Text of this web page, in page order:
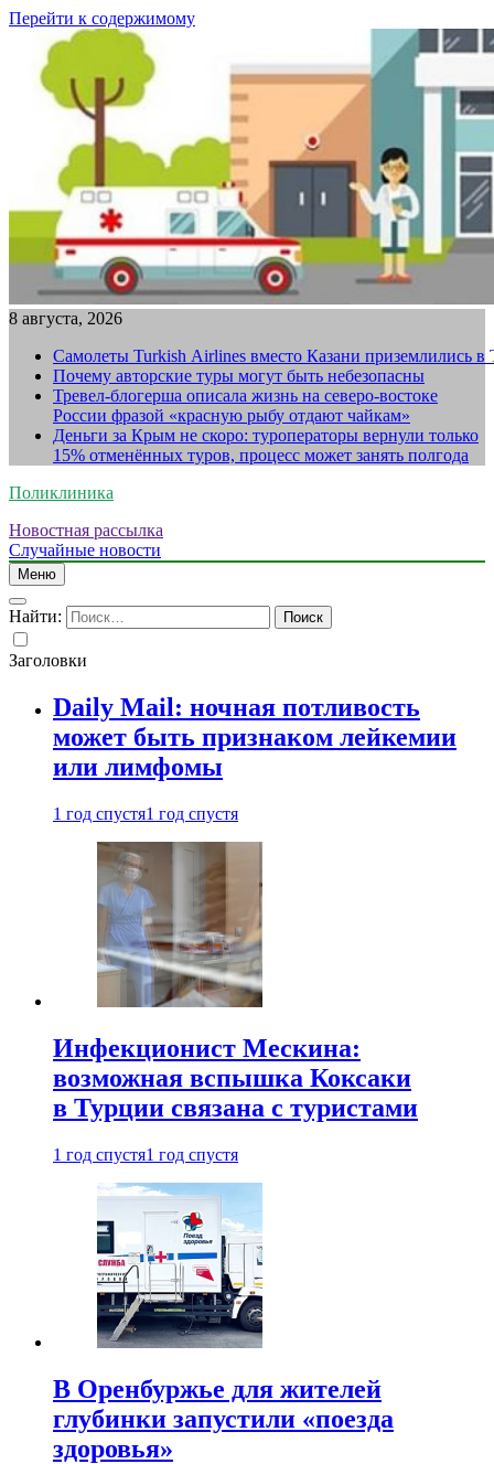
Перейти к содержимому
8 августа, 2026
Самолеты Turkish Airlines вместо Казани приземлились в
Почему авторские туры могут быть небезопасны
Тревел-блогерша описала жизнь на северо-востоке
России фразой «красную рыбу отдают чайкам»
Деньги за Крым не скоро: туроператоры вернули только
15% отменённых туров, процесс может занять полгода
Поликлиника
Новостная рассылка
Случайные новости
Меню
Найти:
Заголовки
Daily Mail: ночная потливость
может быть признаком лейкемии
или лимфомы
1 год спустя1 год спустя
Инфекционист Мескина:
возможная вспышка Коксаки
в Турции связана с туристами
1 год спустя1 год спустя
В Оренбуржье для жителей
глубинки запустили «поезда
здоровья»